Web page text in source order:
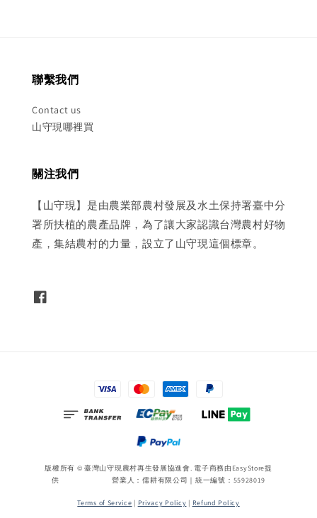
聯繫我們
Contact us
山守現哪裡買
關注我們
【山守現】是由農業部農村發展及水土保持署臺中分
署所扶植的農產品牌，為了讓大家認識台灣農村好物
產，集結農村的力量，設立了山守現這個標章。
版權所有 © 臺灣山守現農村再生發展協進會. 電子商務由 EasyStore提
供 營業人：儒耕有限公司｜統一編號：55928019
Terms of Service | Privacy Policy | Refund Policy